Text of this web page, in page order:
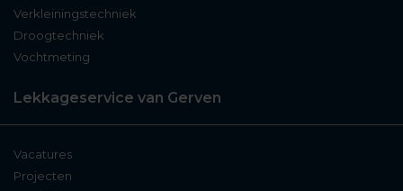
Verkleiningstechniek
Droogtechniek
Vochtmeting
Lekkageservice van Gerven
Vacatures
Projecten